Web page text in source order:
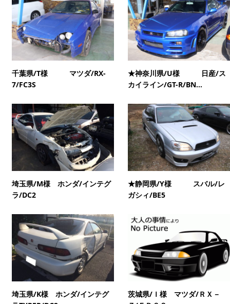
千葉県/T様 マツダ/RX-
7/FC3S
★神奈川県/U様 日産/ス
カイライン/GT-R/BN...
埼玉県/M様 ホンダ/インテグ
ラ/DC2
★静岡県/Y様 スバル/レ
ガシィ/BE5
埼玉県/K様 ホンダ/インテグ
茨城県/Ｉ様 マツダ/ＲＸ－